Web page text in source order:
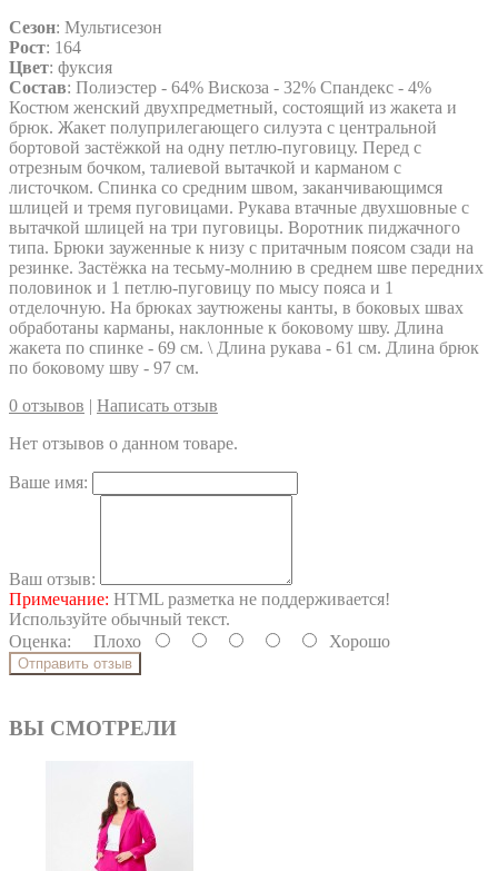
Сезон: Мультисезон
Рост: 164
Цвет: фуксия
Состав: Полиэстер - 64% Вискоза - 32% Спандекс - 4%
Костюм женский двухпредметный, состоящий из жакета и
брюк. Жакет полуприлегающего силуэта с центральной
бортовой застёжкой на одну петлю-пуговицу. Перед с
отрезным бочком, талиевой вытачкой и карманом с
листочком. Спинка со средним швом, заканчивающимся
шлицей и тремя пуговицами. Рукава втачные двухшовные с
вытачкой шлицей на три пуговицы. Воротник пиджачного
типа. Брюки зауженные к низу с притачным поясом сзади на
резинке. Застёжка на тесьму-молнию в среднем шве передних
половинок и 1 петлю-пуговицу по мысу пояса и 1
отделочную. На брюках заутюжены канты, в боковых швах
обработаны карманы, наклонные к боковому шву. Длина
жакета по спинке - 69 см. \ Длина рукава - 61 см. Длина брюк
по боковому шву - 97 см.
0 отзывов | Написать отзыв
Нет отзывов о данном товаре.
Ваше имя:
Ваш отзыв:
Примечание: HTML разметка не поддерживается!
Используйте обычный текст.
Оценка: Плохо Хорошо
Отправить отзыв
ВЫ СМОТРЕЛИ